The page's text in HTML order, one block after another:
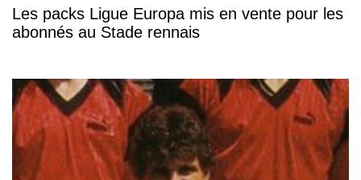
Les packs Ligue Europa mis en vente pour les
abonnés au Stade rennais